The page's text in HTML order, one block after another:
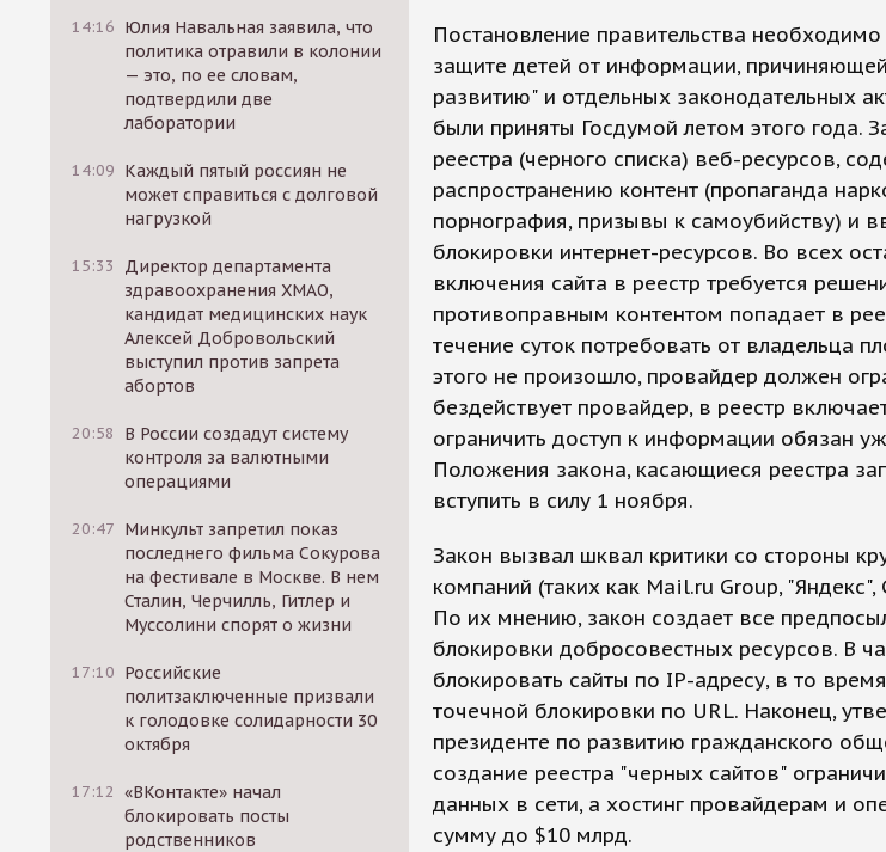
14:16 Юлия Навальная заявила, что
политика отравили в колонии
— это, по ее словам,
подтвердили две
лаборатории
14:09 Каждый пятый россиян не
может справиться с долговой
нагрузкой
15:33
Директор департамента
здравоохранения ХМАО,
кандидат медицинских наук
Алексей Добровольский
выступил против запрета
абортов
20:58
В России создадут систему
контроля за валютными
операциями
20:47 Минкульт запретил показ
последнего фильма Сокурова
на фестивале в Москве. В нем
Сталин, Черчилль, Гитлер и
Муссолини спорят о жизни
17:10 Российские
политзаключенные призвали
к голодовке солидарности 30
октября
17:12 «ВКонтакте» начал
блокировать посты
родственников
Постановление правительства
защите детей от информации,
развитию" и отдельных законодательных
были приняты Госдумой летом этого года.
реестра (черного списка) веб-ресурсов,
распространению контент (пропаганда
порнография, призывы к самоубийству) и
блокировки интернет-ресурсов. Во всех
включения сайта в реестр требуется
противоправным контентом попадает в
течение суток потребовать от владельца
этого не произошло, провайдер должен
бездействует провайдер, в реестр
ограничить доступ к информации обязан
Положения закона, касающиеся реестра
вступить в силу 1 ноября.
Закон вызвал шквал критики со стороны
компаний (таких как Mail.ru Group,
По их мнению, закон создает все
блокировки добросовестных ресурсов. В
блокировать сайты по IP-адресу, в то
точечной блокировки по URL. Наконец,
президенте по развитию гражданского
создание реестра "черных сайтов"
данных в сети, а хостинг провайдерам и
сумму до $10 млрд.